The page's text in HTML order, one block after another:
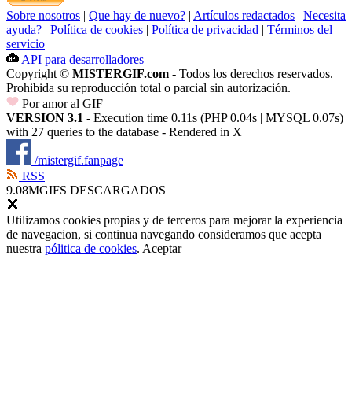
Sobre nosotros | Que hay de nuevo? | Artículos redactados | Necesita
ayuda? | Política de cookies | Política de privacidad | Términos del
servicio
API para desarrolladores
Copyright © MISTERGIF.com - Todos los derechos reservados.
Prohibida su reproducción total o parcial sin autorización.
Por amor al GIF
VERSION 3.1 - Execution time 0.11s (PHP 0.04s | MYSQL 0.07s)
with 27 queries to the database - Rendered in X
/mistergif.fanpage
RSS
9.08MGIFS DESCARGADOS
Utilizamos cookies propias y de terceros para mejorar la experiencia
de navegacion, si continua navegando consideramos que acepta
nuestra pólitica de cookies. Aceptar